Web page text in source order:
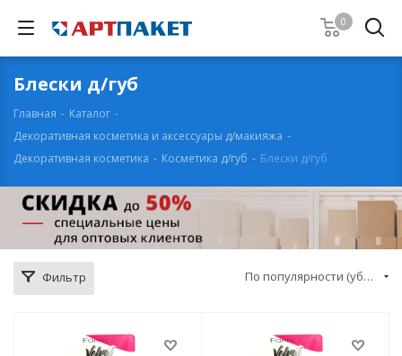
0
Блески д/губ
Главная - Каталог -
Декоративная косметика и аксессуары д/макияжа -
Декоративная косметика - Косметика д/губ - Блески д/губ
Фильтр По популярности (убывание)